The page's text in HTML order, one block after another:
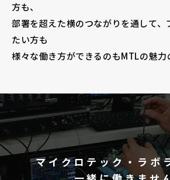
方も、
部署を超えた横のつながりを通して、
たい方も
様々な働き方ができるのもMTLの魅力
マイクロテック・ラボ